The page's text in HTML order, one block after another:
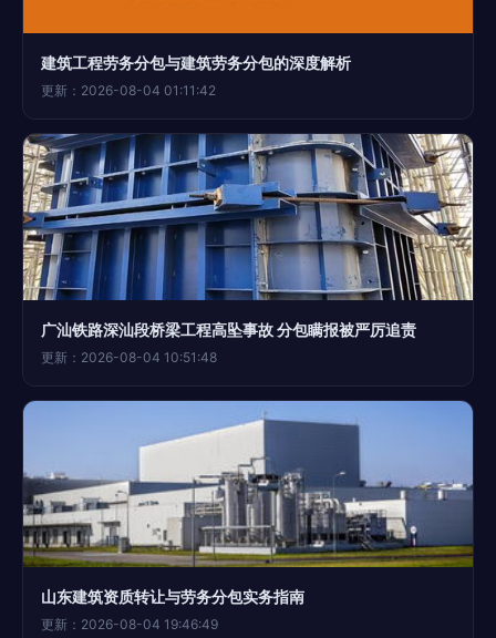
建筑工程劳务分包与建筑劳务分包的深度解析
更新：2026-08-04 01:11:42
广汕铁路深汕段桥梁工程高坠事故 分包瞒报被严厉追责
更新：2026-08-04 10:51:48
山东建筑资质转让与劳务分包实务指南
更新：2026-08-04 19:46:49